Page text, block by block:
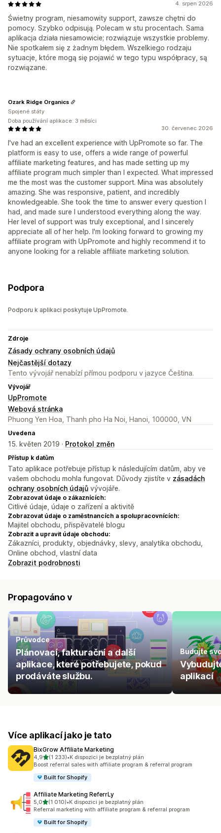
4. srpen 2026
Świetny program, niesamowity support, zawsze chętni do
pomocy. Szybko odpisują. Polecam w stu procentach. Sama
aplikacja działa niesamowicie; rozwiązuje wszystkie problemy.
Nie spotkałem się z żadnym błędem. Wszelkiego rodzaju
sytuacje, które mogą się pojawić w tego typu współpracy, są
rozwiązane.
30. červenec 2026
I've had an excellent experience with UpPromote so far. The
platform is easy to use, offers a wide range of powerful
affiliate marketing features, and has made setting up my
affiliate program much simpler than I expected. What impressed
me the most was the customer support. Mina was absolutely
amazing. She was responsive, patient, and incredibly
knowledgeable. She took the time to answer every question I
had, and made sure I understood everything along the way.
Her level of support was truly exceptional, and I sincerely
appreciate all of her help. I'm looking forward to growing my
affiliate program with UpPromote and highly recommend it to
anyone looking for a reliable affiliate marketing solution.
Ozark Ridge Organics
Spojené státy
Doba používání aplikace: 3 měsíci
Podpora
Podporu k aplikaci poskytuje UpPromote.
Zdroje
Zásady ochrany osobních údajů
Nejčastější dotazy
Tento vývojář nenabízí přímou podporu v jazyce Čeština.
Vývojář
UpPromote
Webová stránka
Phuong Yen Hoa, Thanh pho Ha Noi, Hanoi, 100000, VN
Uvedena
15. květen 2019 · Protokol změn
Přístup k datům
Tato aplikace potřebuje přístup k následujícím datům, aby ve
vašem obchodu mohla fungovat. Důvody zjistíte v zásadách
ochrany osobních údajů vývojáře.
Zobrazovat údaje o zákaznících:
Citlivé údaje, údaje o zařízení a aktivitě
Zobrazovat údaje o zaměstnancích a spolupracovnících:
Majitel obchodu, přispěvatelé blogu
Zobrazit a upravit údaje obchodu:
Zákazníci, produkty, objednávky, slevy, analytika obchodu,
Online obchod, vlastní data
Zobrazit podrobnosti
Propagováno v
Průvodce
Plánovací, fakturační a další
aplikace, které potřebujete, pokud
prodáváte službu.
Budujte
aplikací
Více aplikací jako je tato
BixGrow Affiliate Marketing
4,9z 5 hvězd
(1 233)
Celkový počet recenzí: 1233
•K dispozici je bezplatný plán
Boost referral sales with affiliate program & referral program
Built for Shopify
Affiliate Marketing ReferrLy
5,0z 5 hvězd
(1 010)
Celkový počet recenzí: 1010
•K dispozici je bezplatný plán
Referral marketing with affiliate program & referral program
Built for Shopify